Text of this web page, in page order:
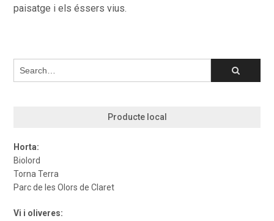
paisatge i els éssers vius.
Producte local
Horta:
Biolord
Torna Terra
Parc de les Olors de Claret
Vi i oliveres: